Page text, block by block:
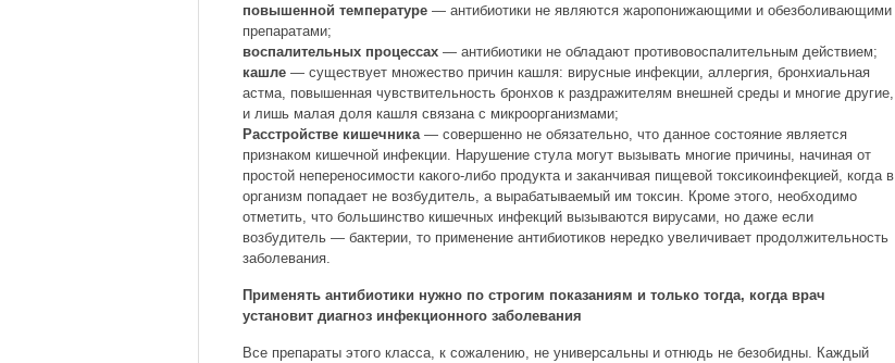
повышенной температуре — антибиотики не являются жаропонижающими и обезболивающими
препаратами;
воспалительных процессах — антибиотики не обладают противовоспалительным действием;
кашле — существует множество причин кашля: вирусные инфекции, аллергия, бронхиальная
астма, повышенная чувствительность бронхов к раздражителям внешней среды и многие другие,
и лишь малая доля кашля связана с микроорганизмами;
Расстройстве кишечника — совершенно не обязательно, что данное состояние является
признаком кишечной инфекции. Нарушение стула могут вызывать многие причины, начиная от
простой непереносимости какого-либо продукта и заканчивая пищевой токсикоинфекцией, когда в
организм попадает не возбудитель, а вырабатываемый им токсин. Кроме этого, необходимо
отметить, что большинство кишечных инфекций вызываются вирусами, но даже если
возбудитель — бактерии, то применение антибиотиков нередко увеличивает продолжительность
заболевания.
Применять антибиотики нужно по строгим показаниям и только тогда, когда врач
установит диагноз инфекционного заболевания
Все препараты этого класса, к сожалению, не универсальны и отнюдь не безобидны. Каждый